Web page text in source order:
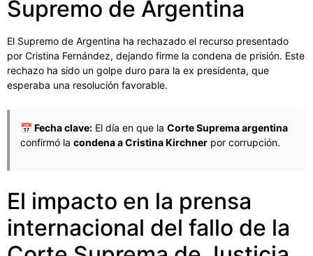
Supremo de Argentina
El Supremo de Argentina ha rechazado el recurso presentado
por Cristina Fernández, dejando firme la condena de prisión. Este
rechazo ha sido un golpe duro para la ex presidenta, que
esperaba una resolución favorable.
📅 Fecha clave: El día en que la Corte Suprema argentina
confirmó la condena a Cristina Kirchner por corrupción.
El impacto en la prensa
internacional del fallo de la